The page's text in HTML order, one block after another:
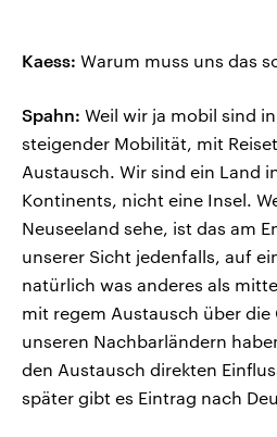
Kaess: Warum muss uns das
Spahn: Weil wir ja mobil sind
steigender Mobilität, mit
Austausch. Wir sind ein Land
Kontinents, nicht eine Insel.
Neuseeland sehe, ist das am
unserer Sicht jedenfalls, auf
natürlich was anderes als
mit regem Austausch über die
unseren Nachbarländern
den Austausch direkten
später gibt es Eintrag nach